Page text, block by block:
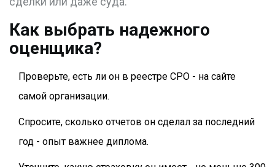
Как выбрать надежного
оценщика?
Проверьте, есть ли он в реестре СРО - на сайте
самой организации.
Спросите, сколько отчетов он сделал за последний
год - опыт важнее диплома.